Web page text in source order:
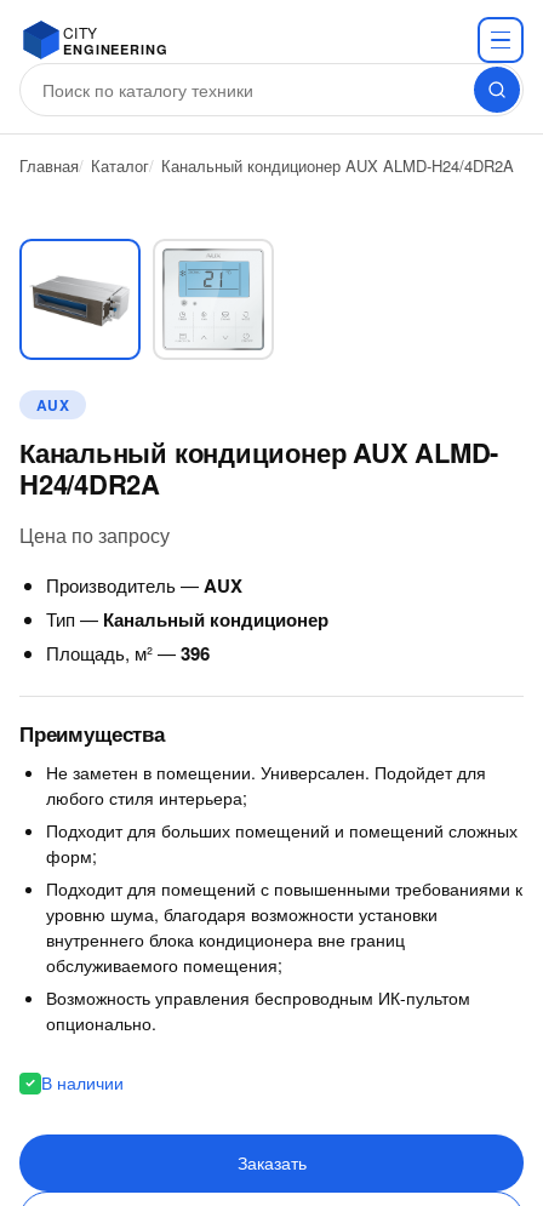
CITY
ENGINEERING
Главная Каталог Канальный кондиционер AUX ALMD-H24/4DR2A
AUX
Канальный кондиционер AUX ALMD-
H24/4DR2A
Цена по запросу
Производитель —AUX
Тип — Канальный кондиционер
Площадь, м² —396
Преимущества
Не заметен в помещении. Универсален. Подойдет для
любого стиля интерьера;
Подходит для больших помещений и помещений сложных
форм;
Подходит для помещений с повышенными требованиями к
уровню шума, благодаря возможности установки
внутреннего блока кондиционера вне границ
обслуживаемого помещения;
Возможность управления беспроводным ИК-пультом
опционально.
В наличии
Заказать